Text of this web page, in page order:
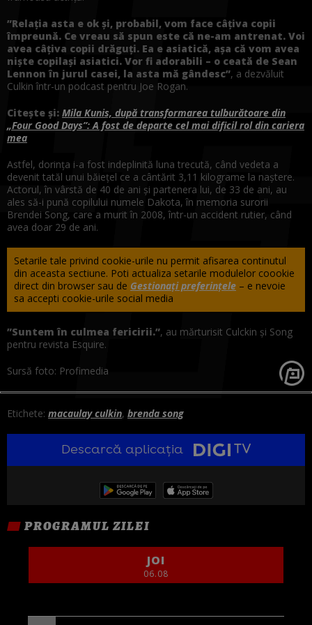
”Relația asta e ok și, probabil, vom face câțiva copii
împreună. Ce vreau să spun este că ne-am antrenat. Voi
avea câțiva copii drăguți. Ea e asiatică, așa că vom avea
niște copilași asiatici. Vor fi adorabili – o ceată de Sean
Lennon în jurul casei, la asta mă gândesc”, a dezvăluit
Culkin într-un podcast pentru Joe Rogan.
Citeşte şi: Mila Kunis, după transformarea tulburătoare din
„Four Good Days”: A fost de departe cel mai dificil rol din cariera
mea
Astfel, dorința i-a fost indeplinită luna trecută, când vedeta a
devenit tatăl unui băiețel ce a cântărit 3,11 kilograme la naștere.
Actorul, în vârstă de 40 de ani și partenera lui, de 33 de ani, au
ales să-i pună copilului numele Dakota, în memoria surorii
Brendei Song, care a murit în 2008, într-un accident rutier, când
avea doar 29 de ani.
Setarile tale privind cookie-urile nu permit afisarea continutul
din aceasta sectiune. Poti actualiza setarile modulelor coookie
direct din browser sau de Gestionați preferințele – e nevoie
sa accepti cookie-urile social media
”Suntem în culmea fericirii.”, au mărturisit Culckin și Song
pentru revista Esquire.
Sursă foto: Profimedia
Etichete: macaulay culkin, brenda song
Descarcă aplicația
PROGRAMUL ZILEI
JOI
06.08